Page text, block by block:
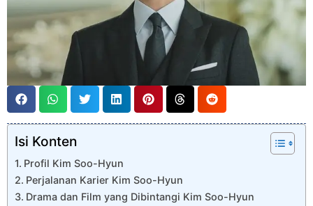
Isi Konten
Profil Kim Soo-Hyun
Perjalanan Karier Kim Soo-Hyun
Drama dan Film yang Dibintangi Kim Soo-Hyun